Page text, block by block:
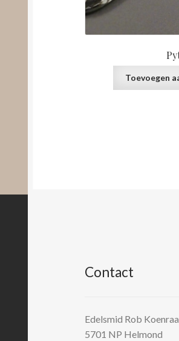
Toevoegen
Contact
Edelsmid Rob
5701 NP Helmond